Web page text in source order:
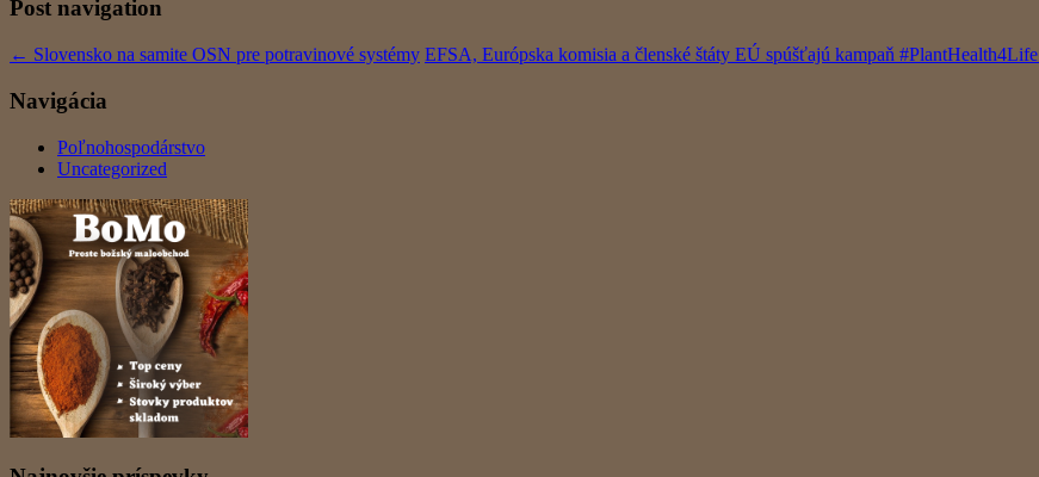
Post navigation
← Slovensko na samite OSN pre potravinové systémy EFSA, Európska komisia a členské štáty EÚ spúšťajú kampaň #PlantHealth4Life
Navigácia
Poľnohospodárstvo
Uncategorized